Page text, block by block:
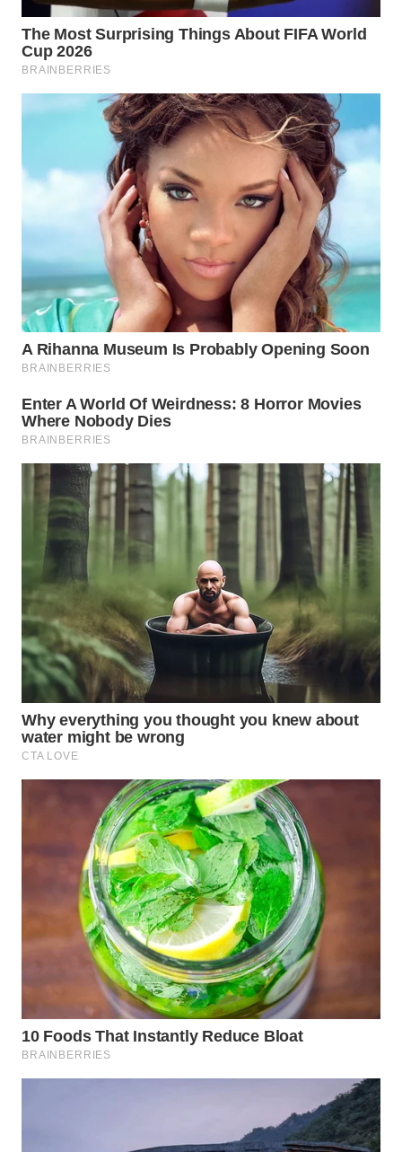
WN
SIMALUNGUN
WN
LABUHANBATU
TAPANULI
SERDANG
WN
TEBING
TINGGI
PAKPAK
WN
KARAWANG
WN
BEKASI
WN
BOGOR
WN
DEPOK
WN
TAPANULI
PADANG
LAWAS
SUMEDANG
WN
CIANJUR